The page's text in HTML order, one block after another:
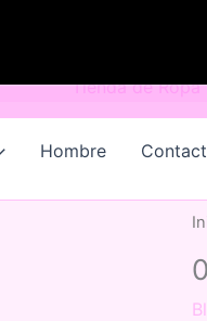
Hombre